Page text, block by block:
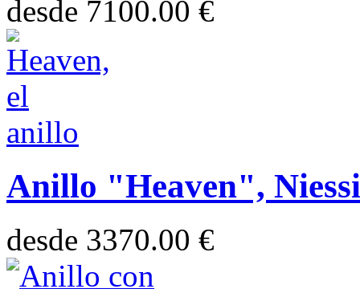
desde 7100.00 €
Anillo "Heaven",
desde 3370.00 €